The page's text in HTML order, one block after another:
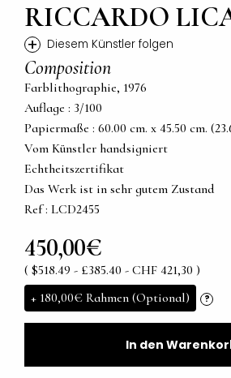
RICCARDO
+ Diesem Künstler folgen
Composition
Farblithographie, 1976
Auflage : 3/100
Papiermaße : 60.00 cm. x 45.50 cm.
Vom Künstler handsigniert
Echtheitszertifikat
Das Werk ist in sehr gutem Zustand
Ref : LCD2455
450,00€
( $518.49 - £385.40 - CHF 421,30 )
+ 180,00€ Rahmen (Optional) ?
In den